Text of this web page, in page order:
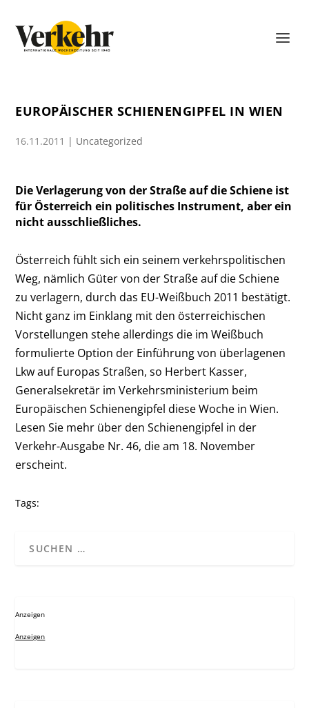
EUROPÄISCHER SCHIENENGIPFEL IN WIEN
16.11.2011 | Uncategorized
Die Verlagerung von der Straße auf die Schiene ist
für Österreich ein politisches Instrument, aber ein
nicht ausschließliches.
Österreich fühlt sich ein seinem verkehrspolitischen
Weg, nämlich Güter von der Straße auf die Schiene
zu verlagern, durch das EU-Weißbuch 2011 bestätigt.
Nicht ganz im Einklang mit den österreichischen
Vorstellungen stehe allerdings die im Weißbuch
formulierte Option der Einführung von überlagenen
Lkw auf Europas Straßen, so Herbert Kasser,
Generalsekretär im Verkehrsministerium beim
Europäischen Schienengipfel diese Woche in Wien.
Lesen Sie mehr über den Schienengipfel in der
Verkehr-Ausgabe Nr. 46, die am 18. November
erscheint.
Tags:
Anzeigen
Anzeigen